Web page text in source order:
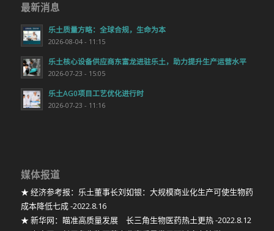
最新消息
乐土质量方略：全球合规，生命为本
2026-08-04 - 11:15
乐土核心设备供应商东富龙进驻乐土，助力提升生产运营水平
2026-07-23 - 15:05
乐土AG0项目工艺优化进行时
2026-07-23 - 11:16
媒体报道
★ 经济参考报：乐土董事长刘如银：大规模商业化生产可使生物药
成本降低七成 -2022.8.16
★ 新华网：瞄准高质量发展 长三角生物医药热土更热 -2022.8.12